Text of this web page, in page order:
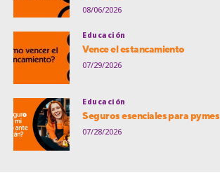
08/06/2026
Educación
Vence el estancamiento
07/29/2026
Educación
Seguros esenciales para pymes
07/28/2026